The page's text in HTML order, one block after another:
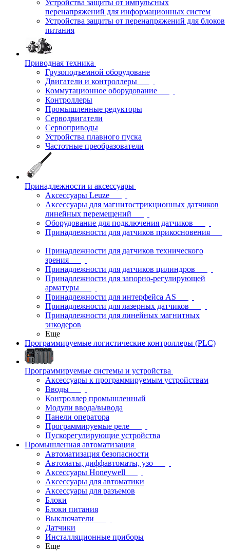
Устройства защиты от импульсных
перенапряжений для информационных систем
Устройства защиты от перенапряжений для блоков
питания
Приводная техника
Грузоподъемной оборудоване
Двигатели и контроллеры
Коммутационное оборудование
Контроллеры
Промышленные редукторы
Серводвигатели
Сервоприводы
Устройства плавного пуска
Частотные преобразователи
Принадлежности и аксессуары
Аксессуары Leuze
Аксессуары для магнитострикционных датчиков
линейных перемещений
Оборудование для подключения датчиков
Принадлежности для датчиков прикосновения
Принадлежности для датчиков технического
зрения
Принадлежности для датчиков цилиндров
Принадлежности для запорно-регулирующей
арматуры
Принадлежности для интерфейса AS
Принадлежности для лазерных датчиков
Принадлежности для линейных магнитных
энкодеров
Еще
Программируемые логистические контроллеры (PLC)
Программируемые системы и устройства
Аксессуары к программируемым устройствам
Вводы
Контроллер промышленный
Модули ввода/вывода
Панели оператора
Программируемые реле
Пускорегулирующие устройства
Промышленная автоматизация
Автоматизация безопасности
Автоматы, диффавтоматы, узо
Аксессуары Honeywell
Аксессуары для автоматики
Аксессуары для разъемов
Блоки
Блоки питания
Выключатели
Датчики
Инсталляционные приборы
Еще